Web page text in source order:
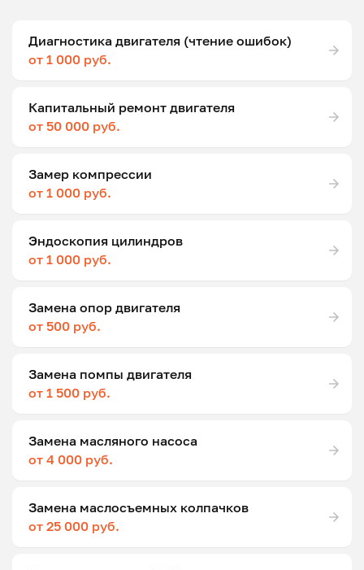
Диагностика двигателя (чтение ошибок)
от 1 000 руб.
Капитальный ремонт двигателя
от 50 000 руб.
Замер компрессии
от 1 000 руб.
Эндоскопия цилиндров
от 1 000 руб.
Замена опор двигателя
от 500 руб.
Замена помпы двигателя
от 1 500 руб.
Замена масляного насоса
от 4 000 руб.
Замена маслосъемных колпачков
от 25 000 руб.